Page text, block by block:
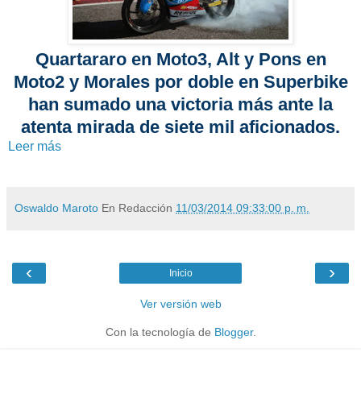
Quartararo en Moto3, Alt y Pons en
Moto2 y Morales por doble en Superbike
han sumado una victoria más ante la
atenta mirada de siete mil aficionados.
Leer más
Oswaldo Maroto En Redacción 11/03/2014 09:33:00 p. m.
‹ ›
Inicio
Ver versión web
Con la tecnología de Blogger.